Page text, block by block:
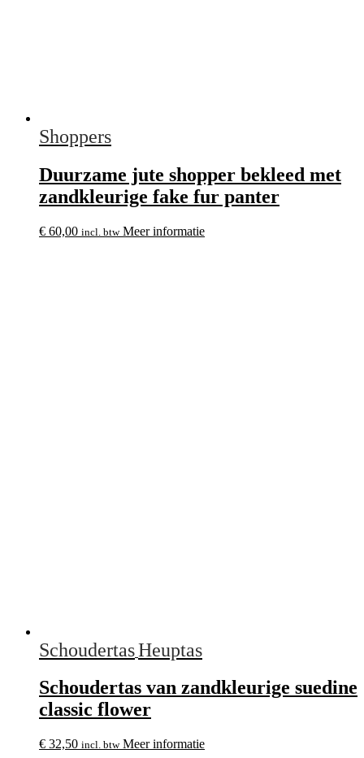
Shoppers
Duurzame jute shopper bekleed met
zandkleurige fake fur panter
€ 60,00 incl. btw Meer informatie
SchoudertasHeuptas
Schoudertas van zandkleurige suedine
classic flower
€ 32,50 incl. btw Meer informatie